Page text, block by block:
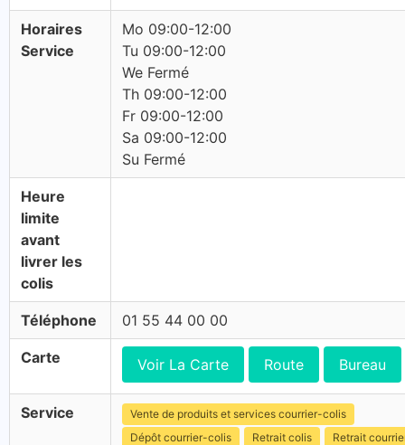
Horaires
Service
Mo 09:00-12:00
Tu 09:00-12:00
We Fermé
Th 09:00-12:00
Fr 09:00-12:00
Sa 09:00-12:00
Su Fermé
Heure
limite
avant
livrer les
colis
Téléphone 01 55 44 00 00
Carte Voir La Carte Route Bureau
Service
Vente de produits et services courrier-colis
Dépôt courrier-colis
Retrait colis
Retrait